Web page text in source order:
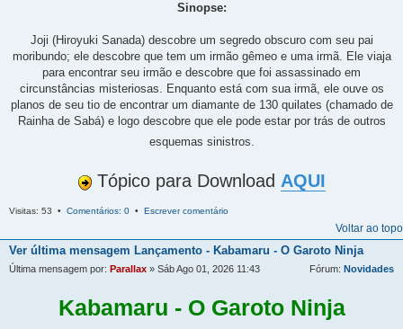
Sinopse:
Joji (Hiroyuki Sanada) descobre um segredo obscuro com seu pai
moribundo; ele descobre que tem um irmão gêmeo e uma irmã. Ele viaja
para encontrar seu irmão e descobre que foi assassinado em
circunstâncias misteriosas. Enquanto está com sua irmã, ele ouve os
planos de seu tio de encontrar um diamante de 130 quilates (chamado de
Rainha de Sabá) e logo descobre que ele pode estar por trás de outros
esquemas sinistros.
Tópico para Download AQUI
Visitas: 53 • Comentários: 0 • Escrever comentário
Voltar ao topo
Ver última mensagem Lançamento - Kabamaru - O Garoto Ninja
Última mensagem por: Parallax » Sáb Ago 01, 2026 11:43 Fórum: Novidades
Kabamaru - O Garoto Ninja